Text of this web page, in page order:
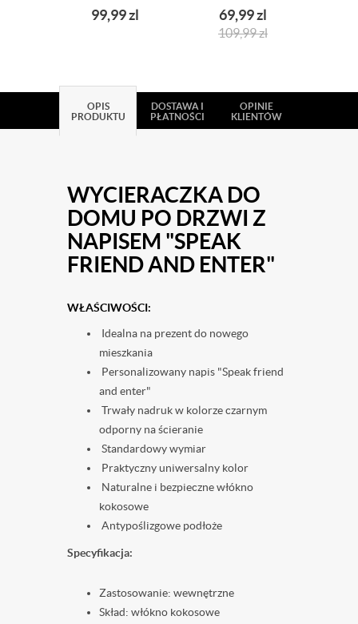
Twój NAPIS
99,99zl
napisem
"FRIENDS
69,99zl
109,99zl
OPIS
PRODUKTU
DOSTAWA I
PŁATNOŚCI
OPINIE
KLIENTÓW
WYCIERACZKA DO
DOMU PO DRZWI Z
NAPISEM "SPEAK
FRIEND AND ENTER"
WŁAŚCIWOŚCI:
Idealna na prezent do nowego
mieszkania
Personalizowany napis "Speak friend
and enter"
Trwały nadruk w kolorze czarnym
odporny na ścieranie
Standardowy wymiar
Praktyczny uniwersalny kolor
Naturalne i bezpieczne włókno
kokosowe
Antypoślizgowe podłoże
Specyfikacja:
Zastosowanie: wewnętrzne
Skład: włókno kokosowe